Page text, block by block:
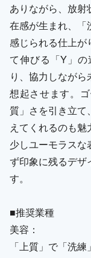
ありながら、放
在感が生まれ、「
感じられる仕上が
て伸びる「Y」
り、協力しなが
想起させます。
質」さを引き立
えてくれるのも魅
少しユーモラス
ず印象に残るデザ
す。
■推奨業種
美容：
「上質」で「洗